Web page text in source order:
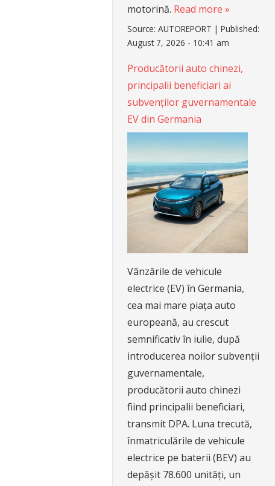
motorină. Read more »
Source:AUTOREPORT |Published:
August 7, 2026 - 10:41 am
Producătorii auto chinezi,
principalii beneficiari ai
subvenților guvernamentale
EV din Germania
Vânzările de vehicule
electrice (EV) în Germania,
cea mai mare piața auto
europeană, au crescut
semnificativ în iulie, după
introducerea noilor subvenții
guvernamentale,
producătorii auto chinezi
fiind principalii beneficiari,
transmit DPA. Luna trecută,
înmatriculările de vehicule
electrice pe baterii (BEV) au
depășit 78.600 unități, un